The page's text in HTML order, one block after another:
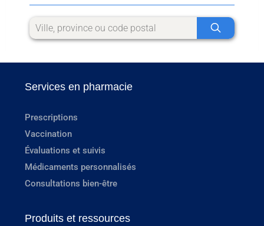
Services en pharmacie
Prescriptions
Vaccination
Évaluations et suivis
Médicaments personnalisés
Consultations bien-être
Produits et ressources